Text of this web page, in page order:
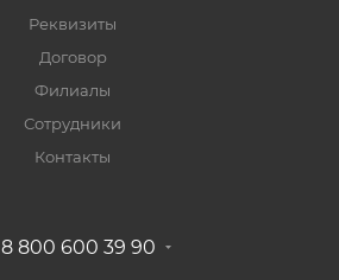
Реквизиты
Договор
Филиалы
Сотрудники
Контакты
8 800 600 39 90